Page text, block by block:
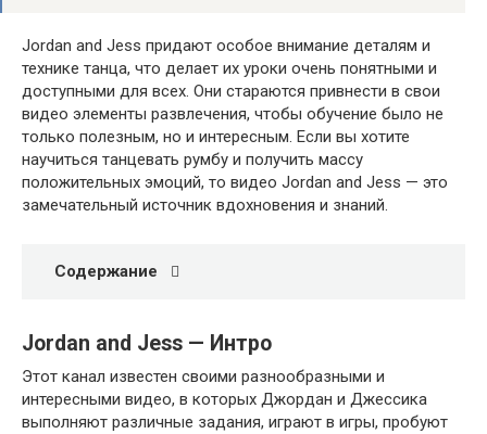
Jordan and Jess придают особое внимание деталям и
технике танца, что делает их уроки очень понятными и
доступными для всех. Они стараются привнести в свои
видео элементы развлечения, чтобы обучение было не
только полезным, но и интересным. Если вы хотите
научиться танцевать румбу и получить массу
положительных эмоций, то видео Jordan and Jess — это
замечательный источник вдохновения и знаний.
Содержание
Jordan and Jess — Интро
Этот канал известен своими разнообразными и
интересными видео, в которых Джордан и Джессика
выполняют различные задания, играют в игры, пробуют